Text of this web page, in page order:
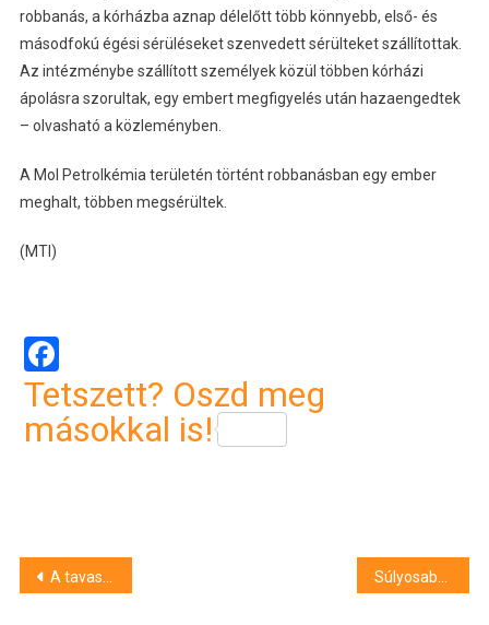
robbanás, a kórházba aznap délelőtt több könnyebb, első- és
másodfokú égési sérüléseket szenvedett sérülteket szállítottak.
Az intézménybe szállított személyek közül többen kórházi
ápolásra szorultak, egy embert megfigyelés után hazaengedtek
– olvasható a közleményben.
A Mol Petrolkémia területén történt robbanásban egy ember
meghalt, többen megsérültek.
(MTI)
Facebook
Tetszett? Oszd meg
másokkal is!
Bejegyzés
A tavaszi vetéssel az ország nagy részén végeztek május közepére